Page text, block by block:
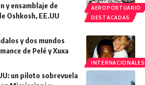
AEROPORTUARIO
DESTACADAS
y ensamblaje de
Oshkosh, EE.UU
INTERNACIONALES
y dos mundos
de Pelé y Xuxa
un piloto sobrevuela